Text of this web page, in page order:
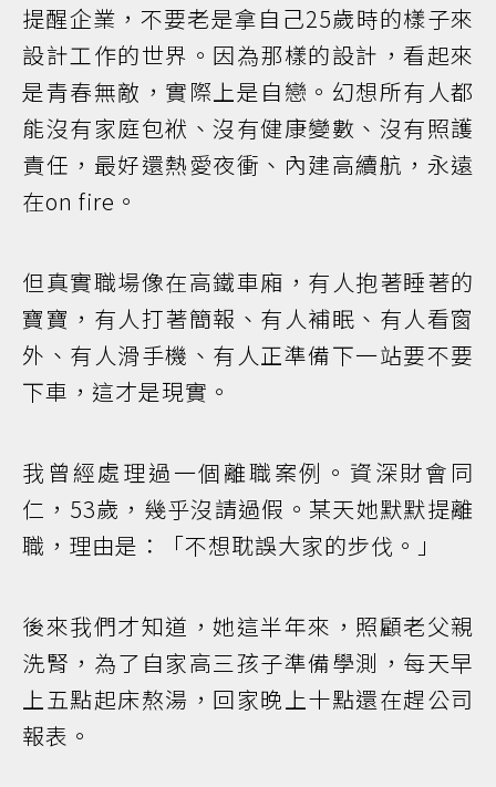
提醒企業，不要老是拿自己25歲時的樣子來
設計工作的世界。因為那樣的設計，看起來
是青春無敵，實際上是自戀。幻想所有人都
能沒有家庭包袱、沒有健康變數、沒有照護
責任，最好還熱愛夜衝、內建高續航，永遠
在on fire。
但真實職場像在高鐵車廂，有人抱著睡著的
寶寶，有人打著簡報、有人補眠、有人看窗
外、有人滑手機、有人正準備下一站要不要
下車，這才是現實。
我曾經處理過一個離職案例。資深財會同
仁，53歲，幾乎沒請過假。某天她默默提離
職，理由是：「不想耽誤大家的步伐。」
後來我們才知道，她這半年來，照顧老父親
洗腎，為了自家高三孩子準備學測，每天早
上五點起床熬湯，回家晚上十點還在趕公司
報表。